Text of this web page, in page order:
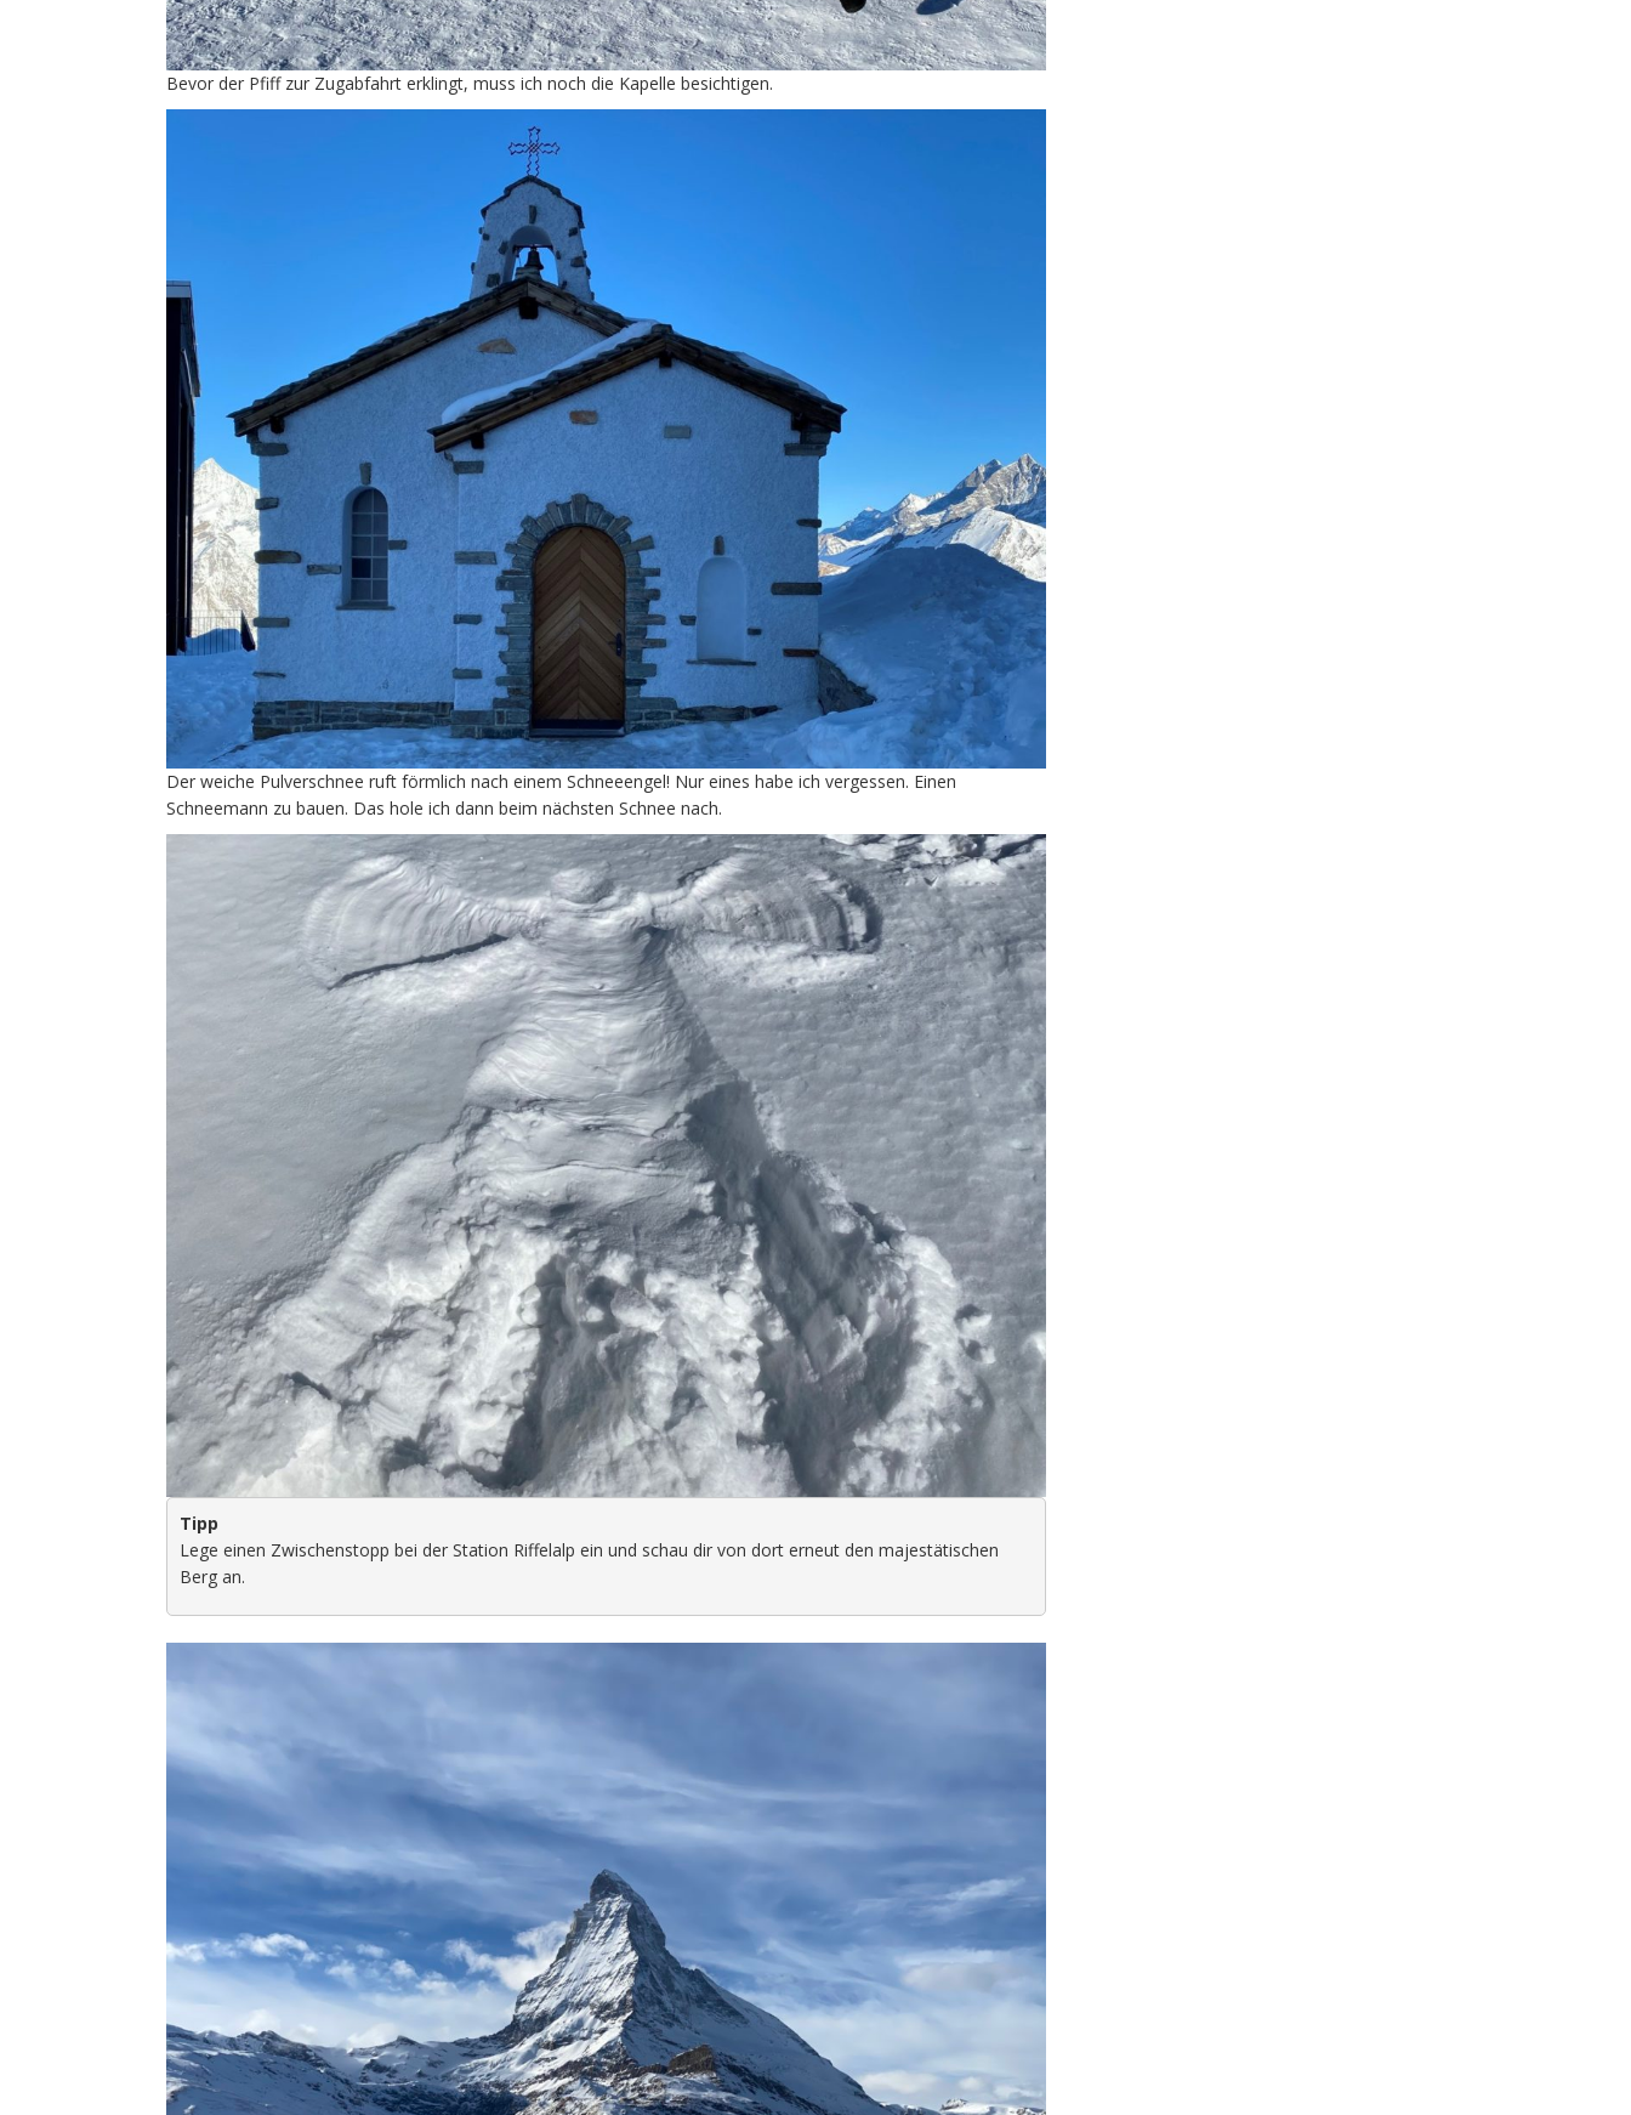
Bevor der Pfiff zur Zugabfahrt erklingt, muss ich noch die Kapelle besichtigen.
Der weiche Pulverschnee ruft förmlich nach einem Schneeengel! Nur eines habe ich vergessen. Einen
Schneemann zu bauen. Das hole ich dann beim nächsten Schnee nach.
Tipp
Lege einen Zwischenstopp bei der Station Riffelalp ein und schau dir von dort erneut den majestätischen
Berg an.